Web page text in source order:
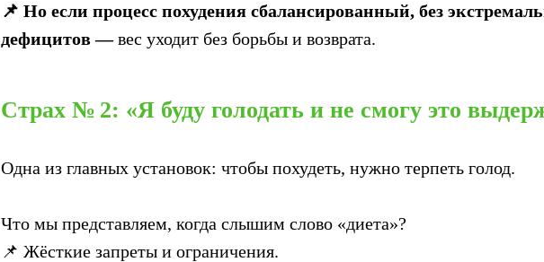
📌 Но если процесс похудения сбалансированный, без
дефицитов —вес уходит без борьбы и возврата.
Страх № 2: «Я буду голодать и не смогу это
Одна из главных установок: чтобы похудеть, нужно терпеть голод.
Что мы представляем, когда слышим слово «диета»?
📌 Жёсткие запреты и ограничения.